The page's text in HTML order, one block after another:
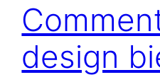
design